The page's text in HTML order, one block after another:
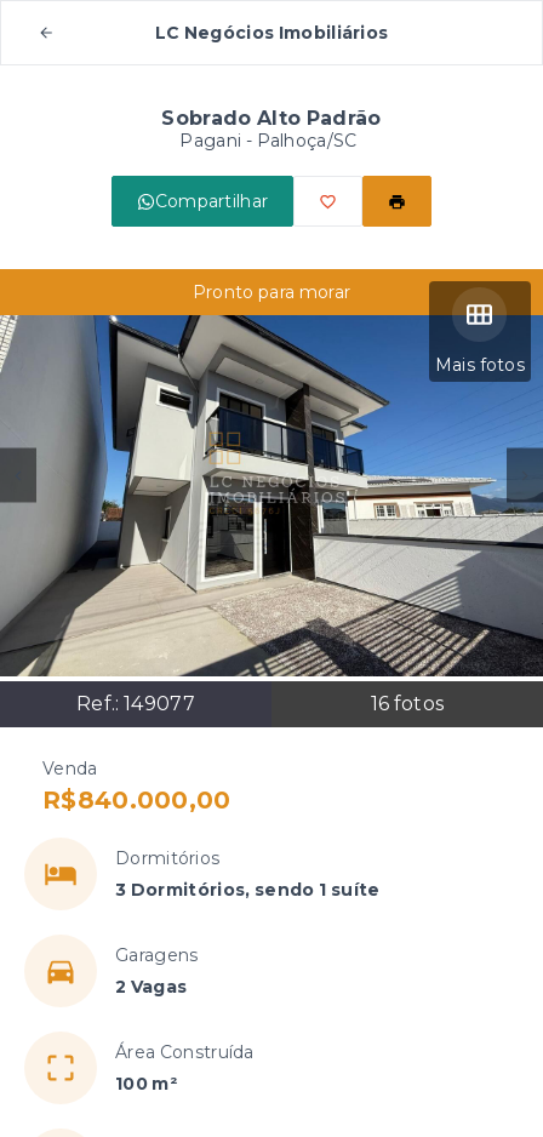
LC Negócios Imobiliários
Sobrado Alto Padrão
Pagani - Palhoça/SC
Compartilhar
Mais fotos
Ref.:149077 16 fotos
Pronto para morar
Venda
R$840.000,00
Dormitórios
3 Dormitórios, sendo 1 suíte
Garagens
2 Vagas
Área Construída
100 m²